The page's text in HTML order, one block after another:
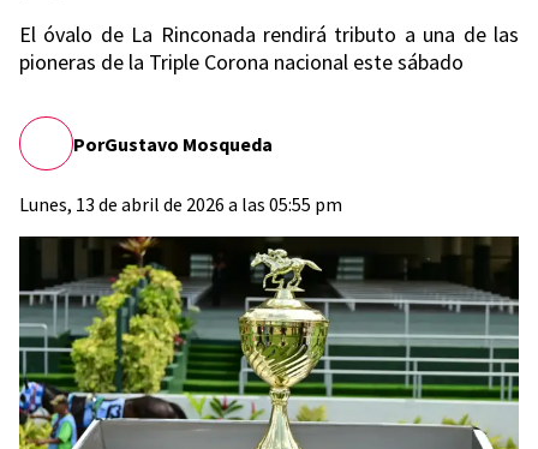
El óvalo de La Rinconada rendirá tributo a una de las
pioneras de la Triple Corona nacional este sábado
PorGustavo Mosqueda
Lunes, 13 de abril de 2026 a las 05:55 pm